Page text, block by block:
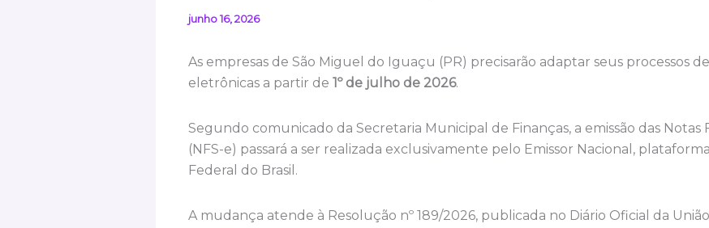
junho 16, 2026
As empresas de São Miguel do Iguaçu (PR) precisarão adaptar seus processos
eletrônicas a partir de 1º de julho de 2026.
Segundo comunicado da Secretaria Municipal de Finanças, a emissão das Notas
(NFS-e) passará a ser realizada exclusivamente pelo Emissor Nacional,
Federal do Brasil.
A mudança atende à Resolução nº 189/2026, publicada no Diário Oficial da